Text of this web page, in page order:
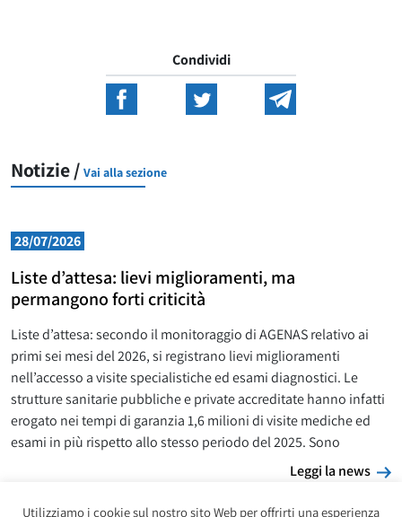
Condividi
Notizie / Vai alla sezione
28/07/2026
Liste d’attesa: lievi miglioramenti, ma
permangono forti criticità
Liste d’attesa: secondo il monitoraggio di AGENAS relativo ai
primi sei mesi del 2026, si registrano lievi miglioramenti
nell’accesso a visite specialistiche ed esami diagnostici. Le
strutture sanitarie pubbliche e private accreditate hanno infatti
erogato nei tempi di garanzia 1,6 milioni di visite mediche ed
esami in più rispetto allo stesso periodo del 2025. Sono
Leggi la news
Utilizziamo i cookie sul nostro sito Web per offrirti una esperienza